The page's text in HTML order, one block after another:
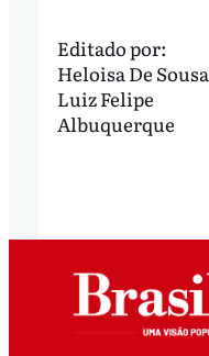
Editado por:
Heloisa De Sousa
Luiz Felipe
Albuquerque